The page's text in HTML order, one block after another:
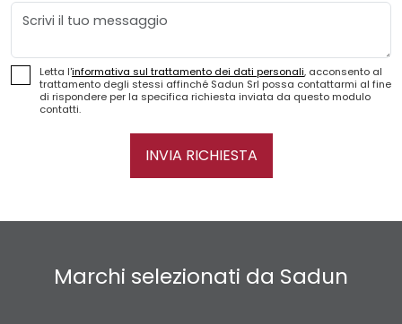
Messaggio
Letta l'informativa sul trattamento dei dati personali, acconsento al
trattamento degli stessi affinché Sadun Srl possa contattarmi al fine
di rispondere per la specifica richiesta inviata da questo modulo
contatti.
INVIA RICHIESTA
Marchi selezionati da Sadun